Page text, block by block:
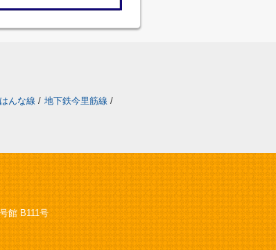
んな線 / 地下鉄今里筋線 /
館 B111号